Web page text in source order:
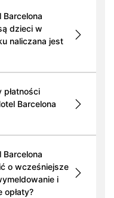
Barcelona
dzieci w
naliczana jest
Barcelona
Barcelona
o wcześniejsze
i